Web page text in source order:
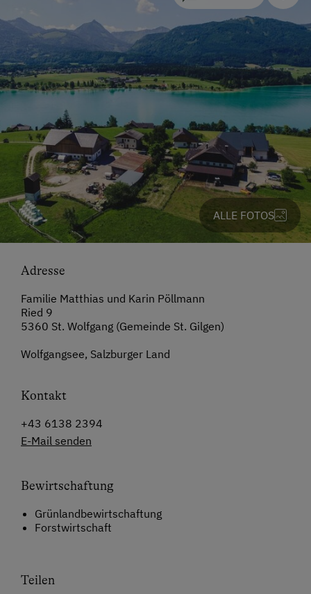
ALLE FOTOS
Adresse
Familie Matthias und Karin Pöllmann
Ried 9
5360 St. Wolfgang (Gemeinde St. Gilgen)
Wolfgangsee, Salzburger Land
Kontakt
+43 6138 2394
E-Mail senden
Bewirtschaftung
Grünlandbewirtschaftung
Forstwirtschaft
Teilen